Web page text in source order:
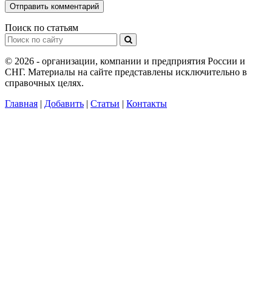
Поиск по статьям
© 2026 - организации, компании и предприятия России и
СНГ. Материалы на сайте представлены исключительно в
справочных целях.
Главная | Добавить | Статьи | Контакты